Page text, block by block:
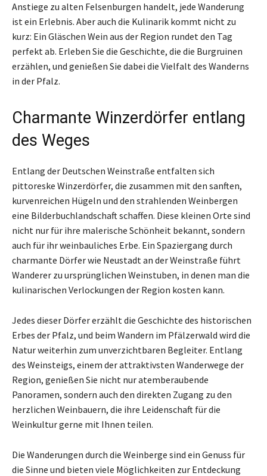
Anstiege zu alten Felsenburgen handelt, jede Wanderung
ist ein Erlebnis. Aber auch die Kulinarik kommt nicht zu
kurz: Ein Gläschen Wein aus der Region rundet den Tag
perfekt ab. Erleben Sie die Geschichte, die die Burgruinen
erzählen, und genießen Sie dabei die Vielfalt des Wanderns
in der Pfalz.
Charmante Winzerdörfer entlang
des Weges
Entlang der Deutschen Weinstraße entfalten sich
pittoreske Winzerdörfer, die zusammen mit den sanften,
kurvenreichen Hügeln und den strahlenden Weinbergen
eine Bilderbuchlandschaft schaffen. Diese kleinen Orte sind
nicht nur für ihre malerische Schönheit bekannt, sondern
auch für ihr weinbauliches Erbe. Ein Spaziergang durch
charmante Dörfer wie Neustadt an der Weinstraße führt
Wanderer zu ursprünglichen Weinstuben, in denen man die
kulinarischen Verlockungen der Region kosten kann.
Jedes dieser Dörfer erzählt die Geschichte des historischen
Erbes der Pfalz, und beim Wandern im Pfälzerwald wird die
Natur weiterhin zum unverzichtbaren Begleiter. Entlang
des Weinsteigs, einem der attraktivsten Wanderwege der
Region, genießen Sie nicht nur atemberaubende
Panoramen, sondern auch den direkten Zugang zu den
herzlichen Weinbauern, die ihre Leidenschaft für die
Weinkultur gerne mit Ihnen teilen.
Die Wanderungen durch die Weinberge sind ein Genuss für
die Sinne und bieten viele Möglichkeiten zur Entdeckung